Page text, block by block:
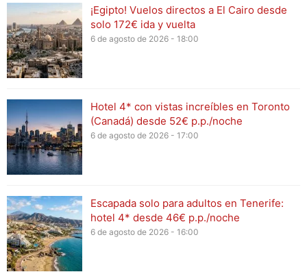
¡Egipto! Vuelos directos a El Cairo desde
solo 172€ ida y vuelta
6 de agosto de 2026 - 18:00
Hotel 4* con vistas increíbles en Toronto
(Canadá) desde 52€ p.p./noche
6 de agosto de 2026 - 17:00
Escapada solo para adultos en Tenerife:
hotel 4* desde 46€ p.p./noche
6 de agosto de 2026 - 16:00